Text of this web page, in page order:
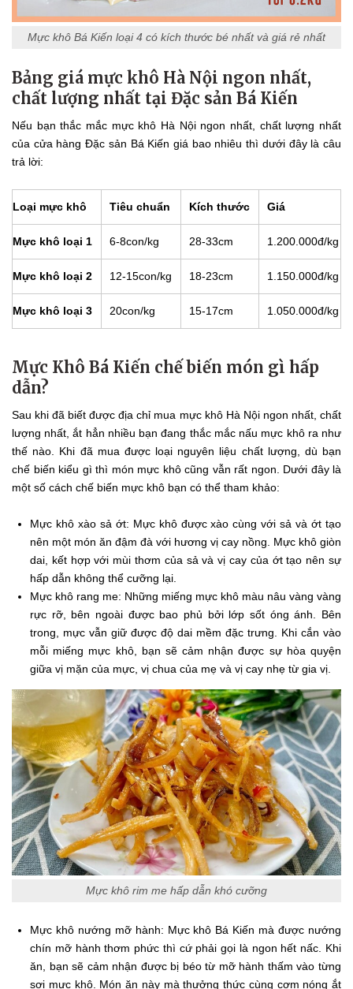
Mực khô Bá Kiến loại 4 có kích thước bé nhất và giá rẻ nhất
Bảng giá mực khô Hà Nội ngon nhất,
chất lượng nhất tại Đặc sản Bá Kiến
Nếu bạn thắc mắc mực khô Hà Nội ngon nhất, chất lượng nhất
của cửa hàng Đặc sản Bá Kiến giá bao nhiêu thì dưới đây là câu
trả lời:
Loại mực khô Tiêu chuẩn Kích thước Giá
Mực khô loại 1 6-8con/kg 28-33cm 1.200.000đ/kg
Mực khô loại 2 12-15con/kg 18-23cm 1.150.000đ/kg
Mực khô loại 3 20con/kg 15-17cm 1.050.000đ/kg
Mực Khô Bá Kiến chế biến món gì hấp
dẫn?
Sau khi đã biết được địa chỉ mua mực khô Hà Nội ngon nhất, chất
lượng nhất, ắt hẳn nhiều bạn đang thắc mắc nấu mực khô ra như
thế nào. Khi đã mua được loại nguyên liệu chất lượng, dù bạn
chế biến kiểu gì thì món mực khô cũng vẫn rất ngon. Dưới đây là
một số cách chế biến mực khô bạn có thể tham khảo:
Mực khô xào sả ớt: Mực khô được xào cùng với sả và ớt tạo
nên một món ăn đậm đà với hương vị cay nồng. Mực khô giòn
dai, kết hợp với mùi thơm của sả và vị cay của ớt tạo nên sự
hấp dẫn không thể cưỡng lại.
Mực khô rang me: Những miếng mực khô màu nâu vàng vàng
rực rỡ, bên ngoài được bao phủ bởi lớp sốt óng ánh. Bên
trong, mực vẫn giữ được độ dai mềm đặc trưng. Khi cắn vào
mỗi miếng mực khô, bạn sẽ cảm nhận được sự hòa quyện
giữa vị mặn của mực, vị chua của mẹ và vị cay nhẹ từ gia vị.
Mực khô rim me hấp dẫn khó cưỡng
Mực khô nướng mỡ hành: Mực khô Bá Kiến mà được nướng
chín mỡ hành thơm phức thì cứ phải gọi là ngon hết nấc. Khi
ăn, bạn sẽ cảm nhận được bị béo từ mỡ hành thấm vào từng
sợi mực khô. Món ăn này mà thưởng thức cùng cơm nóng ắt